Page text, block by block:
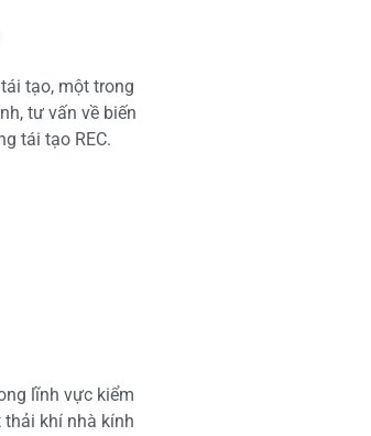
tạo, một trong
tư vấn về biến
tái tạo REC.
lĩnh vực kiểm
thải khí nhà kính